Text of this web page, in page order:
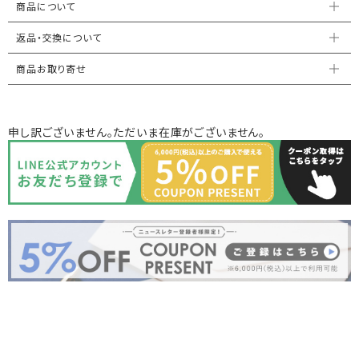
商品について
返品・交換について
商品お取り寄せ
申し訳ございません。ただいま在庫がございません。